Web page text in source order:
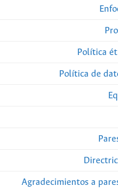
Política
Política de
Agradecimientos a